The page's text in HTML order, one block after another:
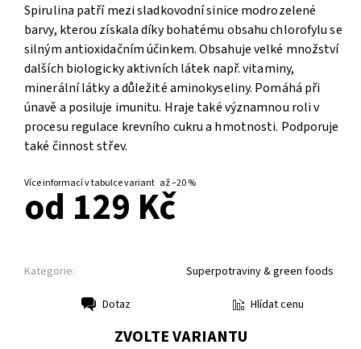
Spirulina patří mezi sladkovodní sinice modrozelené
barvy, kterou získala díky bohatému obsahu chlorofylu se
silným antioxidačním účinkem. Obsahuje velké množství
dalších biologicky aktivních látek např. vitaminy,
minerální látky a důležité aminokyseliny. Pomáhá při
únavě a posiluje imunitu. Hraje také významnou roli v
procesu regulace krevního cukru a hmotnosti. Podporuje
také činnost střev.
Více informací v tabulce variant až–20 %
od 129 Kč
Kategorie: Superpotraviny & green foods
Dotaz Hlídat cenu
ZVOLTE VARIANTU